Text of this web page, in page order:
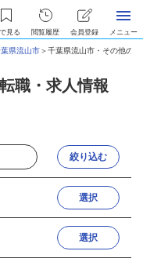
見る 閲覧履歴 会員登録 メニュー
県流山市＞千葉県流山市・その他の
職・求人情報
絞り込む
選択
選択